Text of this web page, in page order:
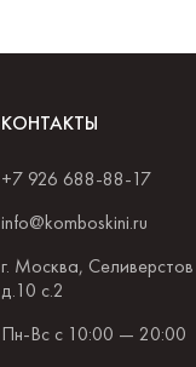
КОНТАКТЫ
+7 926 688-88-17
info@komboskini.ru
г. Москва, Селиверстов
д.10 с.2
Пн-Вс с 10:00 — 20:00